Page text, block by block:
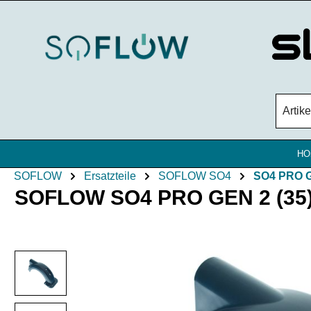
SOFLOW Ersatzteile SOFLOW SO4 SO4 PRO
SOFLOW SO4 PRO GEN 2
Bildergalerie überspringen